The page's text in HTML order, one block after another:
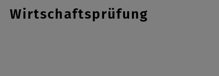
Wirtschaftsprüfung